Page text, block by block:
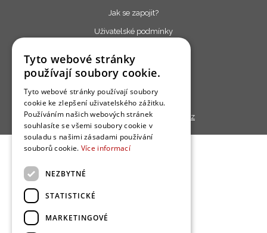
Jak se zapojit?
Uživatelské podmínky
Cookies
Redakce
Copyright © 2013 - 2026, Bydlo.cz
Tyto webové stránky
používají soubory cookie.
Tyto webové stránky používají soubory
cookie ke zlepšení uživatelského zážitku.
Používáním našich webových stránek
souhlasíte se všemi soubory cookie v
souladu s našimi zásadami používání
souborů cookie. Více informací
NEZBYTNÉ
STATISTICKÉ
MARKETINGOVÉ